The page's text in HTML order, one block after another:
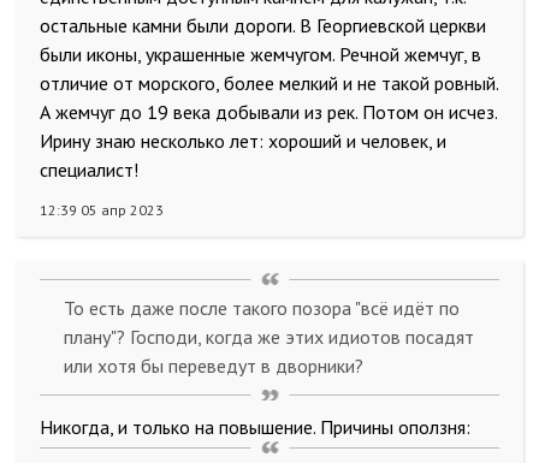
остальные камни были дороги. В Георгиевской церкви
были иконы, украшенные жемчугом. Речной жемчуг, в
отличие от морского, более мелкий и не такой ровный.
А жемчуг до 19 века добывали из рек. Потом он исчез.
Ирину знаю несколько лет: хороший и человек, и
специалист!
12:39 05 апр 2023
То есть даже после такого позора "всё идёт по
плану"? Господи, когда же этих идиотов посадят
или хотя бы переведут в дворники?
Никогда, и только на повышение. Причины оползня: